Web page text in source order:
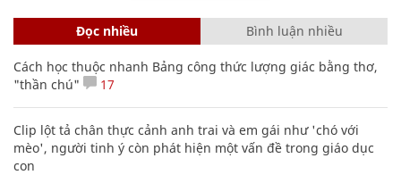
Đọc nhiều Bình luận nhiều
Cách học thuộc nhanh Bảng công thức lượng giác bằng thơ,
"thần chú"
17
Clip lột tả chân thực cảnh anh trai và em gái như 'chó với
mèo', người tinh ý còn phát hiện một vấn đề trong giáo dục
con